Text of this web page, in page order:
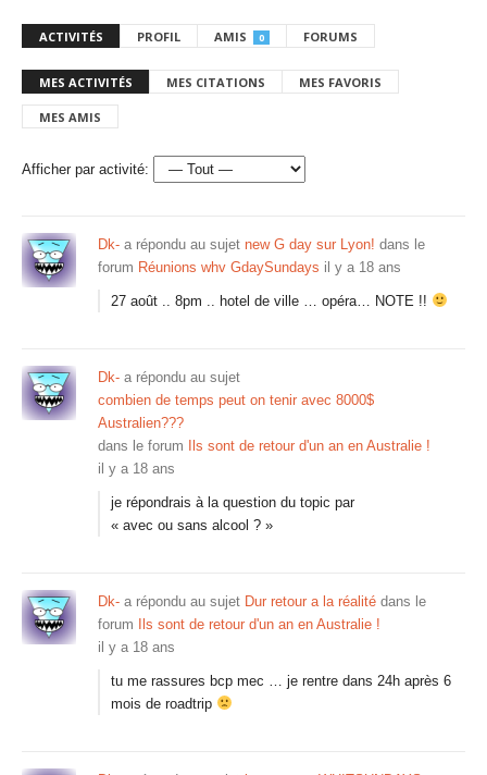
ACTIVITÉS PROFIL AMIS 0 FORUMS
MES ACTIVITÉS MES CITATIONS MES FAVORIS
MES AMIS
Afficher par activité:
Dk- a répondu au sujet new G day sur Lyon! dans le
forum Réunions whv GdaySundays il y a 18 ans
27 août .. 8pm .. hotel de ville … opéra… NOTE !!
Dk- a répondu au sujet
combien de temps peut on tenir avec 8000$
Australien???
dans le forum
Ils sont de retour d'un an en Australie !
il y a 18 ans
je répondrais à la question du topic par
« avec ou sans alcool ? »
Dk- a répondu au sujet Dur retour a la réalité dans le
forum
Ils sont de retour d'un an en Australie !
il y a 18 ans
tu me rassures bcp mec … je rentre dans 24h après 6
mois de roadtrip